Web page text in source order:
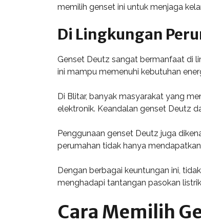
memilih genset ini untuk menjaga
Di Lingkungan
Genset Deutz sangat bermanfaat di
ini mampu memenuhi kebutuhan
Di Blitar, banyak masyarakat yang
elektronik. Keandalan genset Deutz
Penggunaan genset Deutz juga
perumahan tidak hanya
Dengan berbagai keuntungan ini,
menghadapi tantangan pasokan
Cara Memilih